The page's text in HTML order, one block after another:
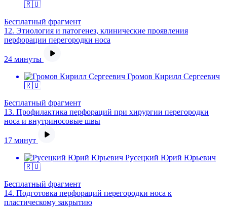
🇷🇺
Бесплатный фрагмент
12. Этиология и патогенез, клинические проявления
перфорации перегородки носа
24 минуты
Громов Кирилл Сергеевич
🇷🇺
Бесплатный фрагмент
13. Профилактика перфораций при хирургии перегородки
носа и внутриносовые швы
17 минут
Русецкий Юрий Юрьевич
🇷🇺
Бесплатный фрагмент
14. Подготовка перфораций перегородки носа к
пластическому закрытию